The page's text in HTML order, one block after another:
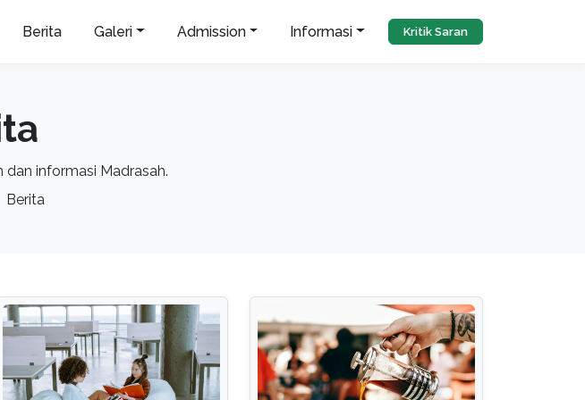
Berita Galeri Admission Informasi Kritik Saran
informasi Madrasah.
Berita